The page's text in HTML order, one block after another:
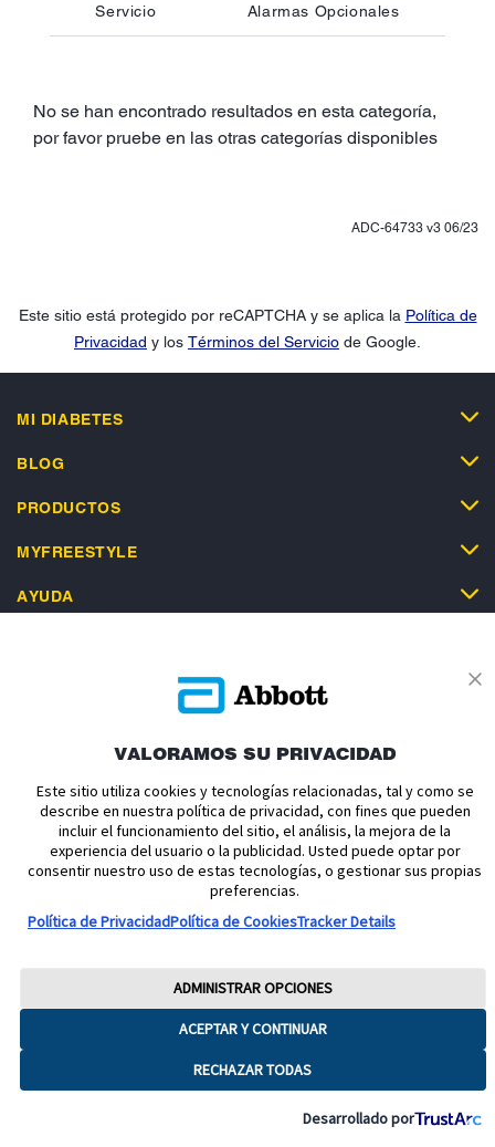
Servicio Alarmas Opcionales
No se han encontrado resultados en esta categoría,
por favor pruebe en las otras categorías disponibles
ADC-64733 v3 06/23
Este sitio está protegido por reCAPTCHA y se aplica la Política de
Privacidad y los Términos del Servicio de Google.
MI DIABETES
BLOG
PRODUCTOS
MYFREESTYLE
AYUDA
Política de cookies
Política de privacidad
Términos y condiciones uso
Condiciones de venta
Aviso legal
Manuales de Usuario
Acerca de nosotros
Declaración de Accesibilidad
Aviso sobre la Ley de datos
Preferencias sobre cookies
Copyright © 2026 Abbott. Todos los derechos reservados.
Consulte a su profesional sanitario si tiene alguna duda o pregunta acerca
marcas relacionadas son marcas de Abbott.
VALORAMOS SU PRIVACIDAD
Este sitio utiliza cookies y tecnologías relacionadas, tal y como se
describe en nuestra política de privacidad, con fines que pueden
incluir el funcionamiento del sitio, el análisis, la mejora de la
experiencia del usuario o la publicidad. Usted puede optar por
consentir nuestro uso de estas tecnologías, o gestionar sus propias
preferencias.
Política de PrivacidadPolítica de CookiesTracker Details
ACEPTAR Y CONTINUAR
RECHAZAR TODAS
ADMINISTRAR OPCIONES
Desarrollado por